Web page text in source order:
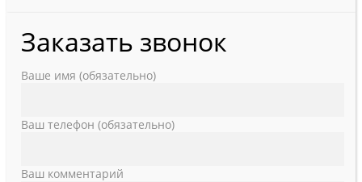
Заказать звонок
Ваше имя (обязательно)
Ваш телефон (обязательно)
Ваш комментарий